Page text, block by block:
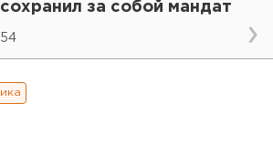
за собой мандат